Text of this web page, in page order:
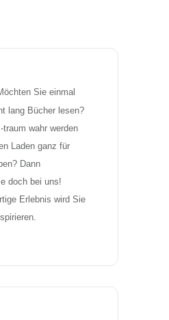
Sie einmal
lang Bücher lesen?
traum wahr werden
Laden ganz für
Dann
doch bei uns!
Erlebnis wird Sie